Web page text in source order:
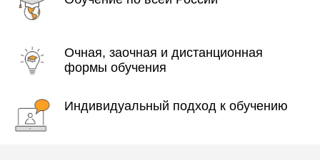
Очная, заочная и дистанционная
формы обучения
Индивидуальный подход к обучению